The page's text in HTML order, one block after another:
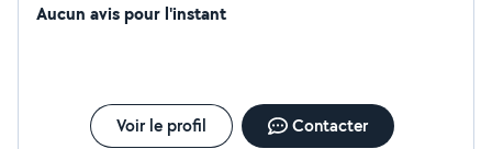
Aucun avis pour l'instant
Voir le profil Contacter